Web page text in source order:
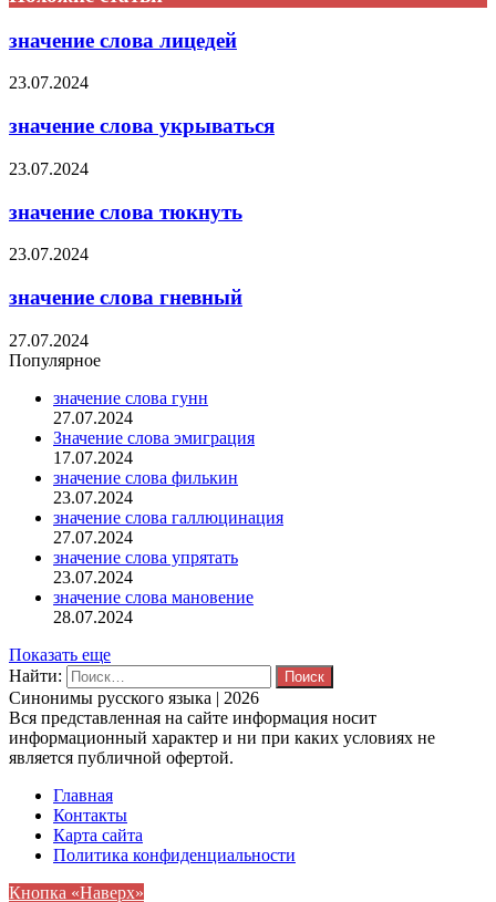
значение слова лицедей
23.07.2024
значение слова укрываться
23.07.2024
значение слова тюкнуть
23.07.2024
значение слова гневный
27.07.2024
Популярное
значение слова гунн
27.07.2024
Значение слова эмиграция
17.07.2024
значение слова филькин
23.07.2024
значение слова галлюцинация
27.07.2024
значение слова упрятать
23.07.2024
значение слова мановение
28.07.2024
Показать еще
Найти:
Синонимы русского языка | 2026
Вся представленная на сайте информация носит
информационный характер и ни при каких условиях не
является публичной офертой.
Главная
Контакты
Карта сайта
Политика конфиденциальности
Кнопка «Наверх»